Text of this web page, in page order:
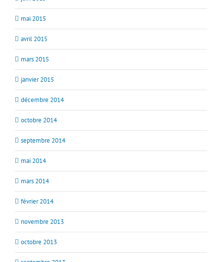
mai 2015
avril 2015
mars 2015
janvier 2015
décembre 2014
octobre 2014
septembre 2014
mai 2014
mars 2014
février 2014
novembre 2013
octobre 2013